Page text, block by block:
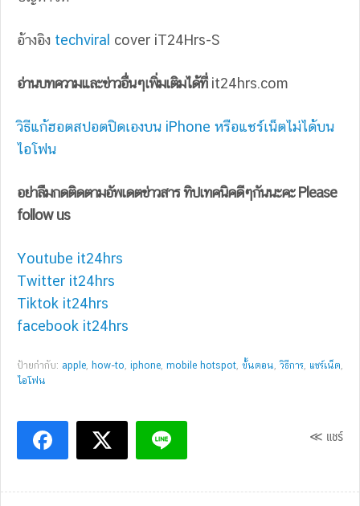
อ้างอิง techviral cover iT24Hrs-S
อ่านบทความและข่าวอื่นๆเพิ่มเติมได้ที่it24hrs.com
วิธีแก้ฮอตสปอตปิดเองบน iPhone หรือแชร์เน็ตไม่ได้บน
ไอโฟน
อย่าลืมกดติดตามอัพเดตข่าวสาร ทิปเทคนิคดีๆกันนะคะ Please
follow us
Youtube it24hrs
Twitter it24hrs
Tiktok it24hrs
facebook it24hrs
ป้ายกำกับ: apple, how-to, iphone, mobile hotspot, ขั้้นตอน,วิธีการ, แชร์เน็ต,
ไอโฟน
≪ แชร์